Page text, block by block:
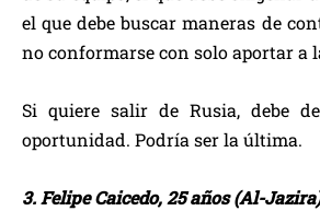
el que debe buscar maneras de
no conformarse con solo aportar a
Si quiere salir de Rusia, debe
oportunidad. Podría ser la última.
3. Felipe Caicedo, 25 años (Al-Jazira)